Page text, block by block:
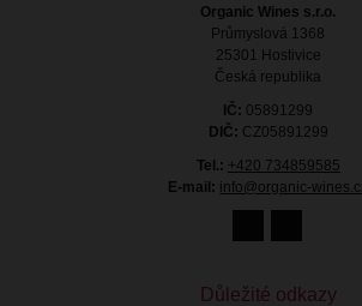
Organic Wines s.r.o.
Průmyslová 1368
25301 Hostivice
Česká republika
IČ: 05891299
DIČ: CZ05891299
Tel.: +420 734859585
E-mail: info@organic-
Důležité odkazy